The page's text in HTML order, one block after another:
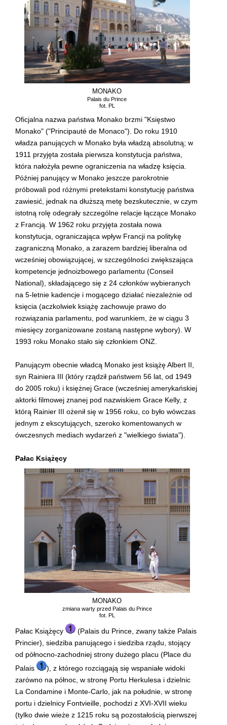
MONAKO
Palais du Prince
fot. PL
Oficjalna nazwa państwa Monako brzmi "Księstwo
Monako" ("Principauté de Monaco"). Do roku 1910
władza panujących w Monako była władzą absolutną; w
1911 przyjęta została pierwsza konstytucja państwa,
która nałożyła pewne ograniczenia na władzę księcia.
Później panujący w Monako jeszcze parokrotnie
próbowali pod różnymi pretekstami konstytucję państwa
zawiesić, jednak na dłuższą metę bezskutecznie, w czym
istotną rolę odegrały szczególne relacje łączące Monako
z Francją. W 1962 roku przyjęta została nowa
konstytucja, ograniczająca wpływ Francji na politykę
zagraniczną Monako, a zarazem bardziej liberalna od
wcześniej obowiązującej, w szczególności zwiększająca
kompetencje jednoizbowego parlamentu (Conseil
National), składającego się z 24 członków wybieranych
na 5-letnie kadencje i mogącego działać niezależnie od
księcia (aczkolwiek książę zachowuje prawo do
rozwiązania parlamentu, pod warunkiem, że w ciągu 3
miesięcy zorganizowane zostaną następne wybory). W
1993 roku Monako stało się członkiem ONZ.
Panującym obecnie władcą Monako jest książę Albert II,
syn Rainiera III (który rządził państwem 56 lat, od 1949
do 2005 roku) i księżnej Grace (wcześniej amerykańskiej
aktorki filmowej znanej pod nazwiskiem Grace Kelly, z
którą Rainier III ożenił się w 1956 roku, co było wówczas
jednym z ekscytujących, szeroko komentowanych w
ówczesnych mediach wydarzeń z "wielkiego świata").
Pałac Książęcy
MONAKO
zmiana warty przed Palais du Prince
fot. PL
Pałac Książęcy
(Palais du Prince, zwany także Palais
Princier), siedziba panującego i siedziba rządu, stojący
od północno-zachodniej strony dużego placu (Place du
Palais
), z którego rozciągają się wspaniałe widoki
zarówno na północ, w stronę Portu Herkulesa i dzielnic
La Condamine i Monte-Carlo, jak na południe, w stronę
portu i dzielnicy Fontvieille, pochodzi z XVI-XVII wieku
(tylko dwie wieże z 1215 roku są pozostałością pierwszej